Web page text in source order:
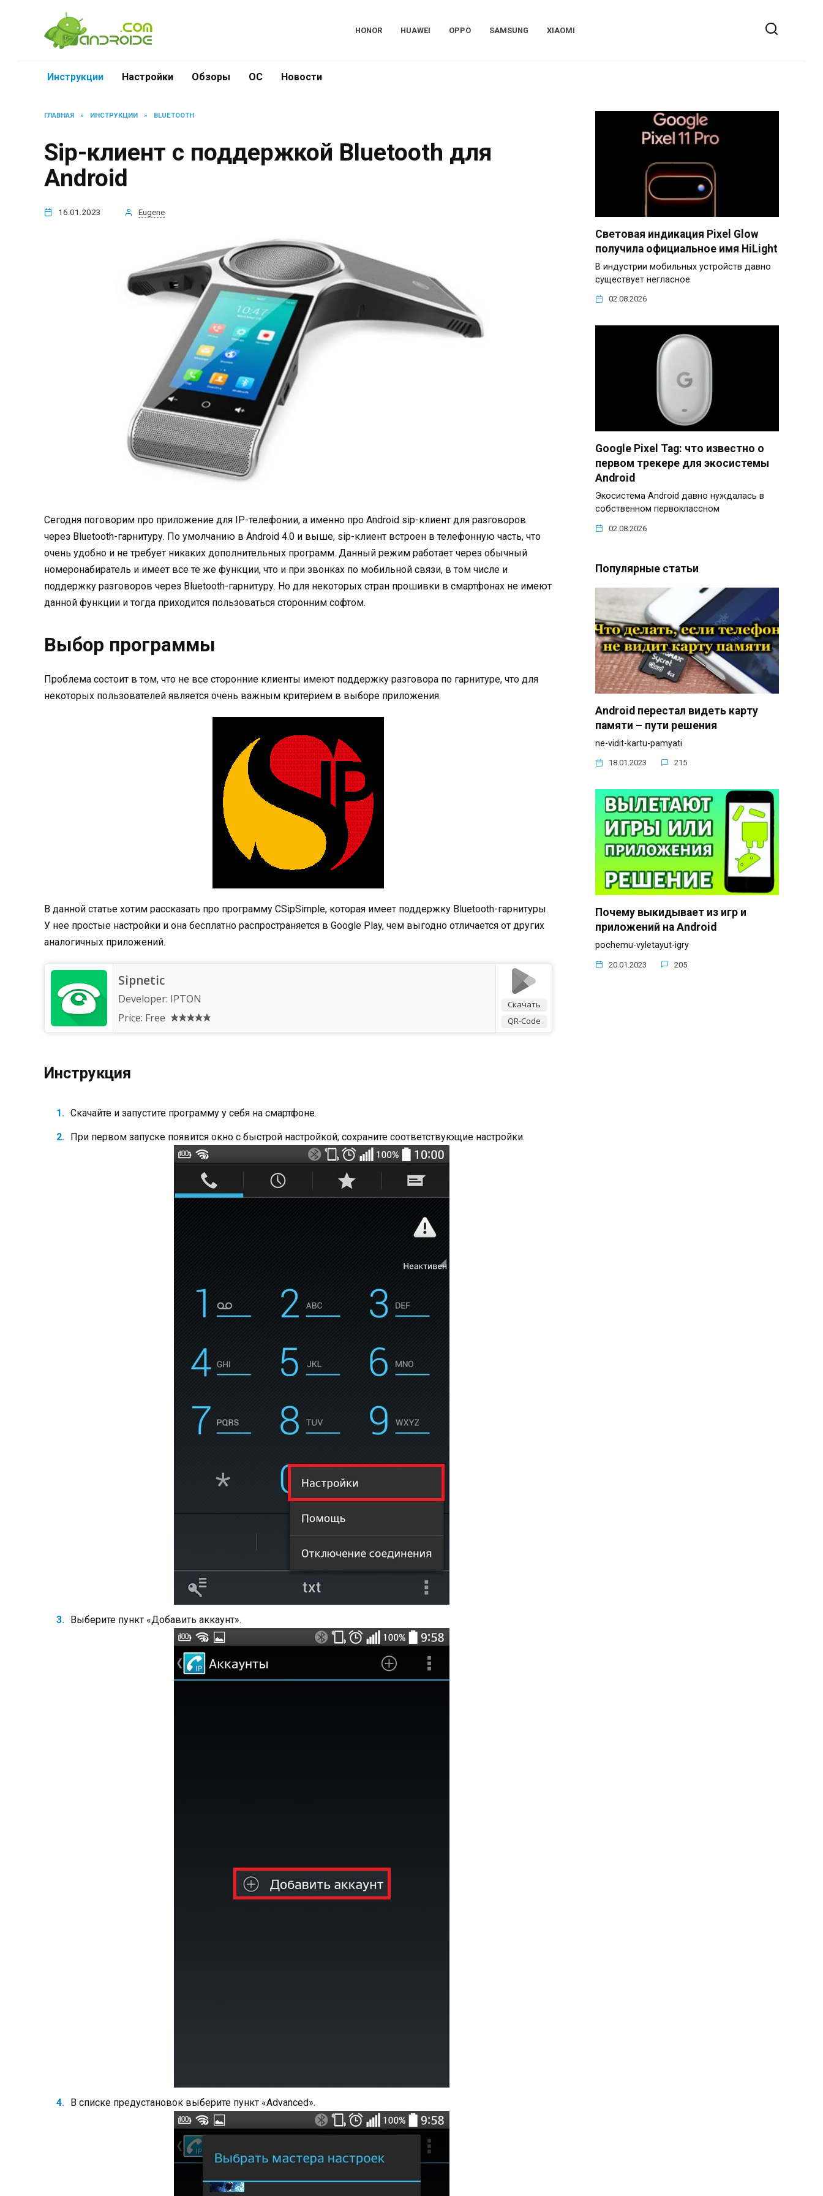
содержанию
HONOR HUAWEI OPPO SAMSUNG XIAOMI
Инструкции Настройки Обзоры ОС Новости
ГЛАВНАЯ » ИНСТРУКЦИИ » BLUETOOTH
Sip-клиент с поддержкой Bluetooth для
Android
16.01.2023 Eugene
Сегодня поговорим про приложение для IP-телефонии, а именно про Android sip-клиент для разговоров
через Bluetooth-гарнитуру. По умолчанию в Android 4.0 и выше, sip-клиент встроен в телефонную часть, что
очень удобно и не требует никаких дополнительных программ. Данный режим работает через обычный
номеронабиратель и имеет все те же функции, что и при звонках по мобильной связи, в том числе и
поддержку разговоров через Bluetooth-гарнитуру. Но для некоторых стран прошивки в смартфонах не имеют
данной функции и тогда приходится пользоваться сторонним софтом.
Выбор программы
Проблема состоит в том, что не все сторонние клиенты имеют поддержку разговора по гарнитуре, что для
некоторых пользователей является очень важным критерием в выборе приложения.
В данной статье хотим рассказать про программу CSipSimple, которая имеет поддержку Bluetooth-гарнитуры.
У нее простые настройки и она бесплатно распространяется в Google Play, чем выгодно отличается от других
аналогичных приложений.
Скачать
QR-Code
Sipnetic
Developer: IPTON
Price: Free
Инструкция
Скачайте и запустите программу у себя на смартфоне.
При первом запуске появится окно с быстрой настройкой; сохраните соответствующие настройки.
Выберите пункт «Добавить аккаунт».
В списке предустановок выберите пункт «Advanced».
Световая индикация Pixel Glow
получила официальное имя HiLight
В индустрии мобильных устройств давно
существует негласное
02.08.2026
Google Pixel Tag: что известно о
первом трекере для экосистемы
Android
Экосистема Android давно нуждалась в
собственном первоклассном
02.08.2026
Популярные статьи
Android перестал видеть карту
памяти – пути решения
ne-vidit-kartu-pamyati
18.01.2023 215
Почему выкидывает из игр и
приложений на Android
pochemu-vyletayut-igry
20.01.2023 205